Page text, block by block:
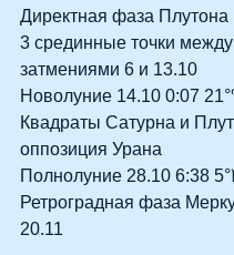
Директная фаза Плутона
3 срединные точки между
затмениями 6 и 13.10
Новолуние 14.10 0:07
Квадраты Сатурна и
оппозиция Урана
Полнолуние 28.10 6:38
Ретроградная фаза
20.11